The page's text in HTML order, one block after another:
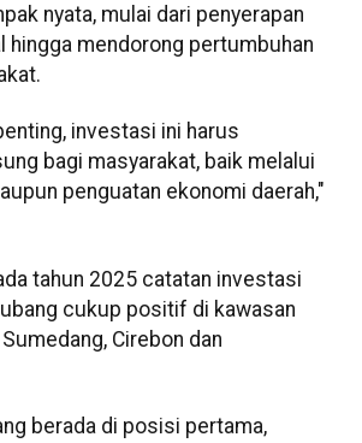
nyata, mulai dari penyerapan
hingga mendorong pertumbuhan
investasi ini harus
bagi masyarakat, baik melalui
penguatan ekonomi daerah,"
tahun 2025 catatan investasi
cukup positif di kawasan
Cirebon dan
berada di posisi pertama,